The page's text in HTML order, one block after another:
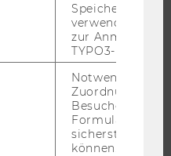
Speichert die
verwendete
zur Anmeldung
TYPO3-Backend.
Notwendig, um
Zuordnung von
Besucher zu
sicherstellen zu
können.